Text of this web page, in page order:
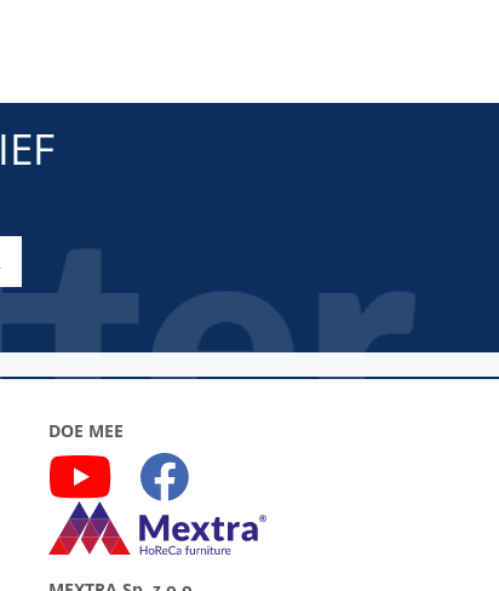
DOE MEE